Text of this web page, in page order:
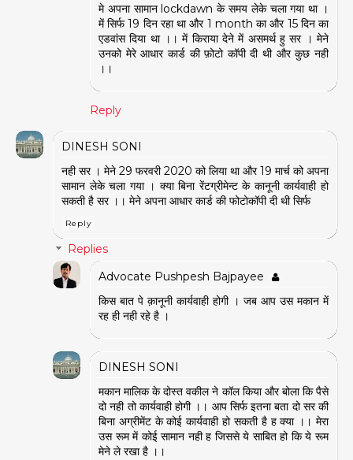
मे अपना सामान lockdawn के समय लेके चला गया था ।
में सिर्फ 19 दिन रहा था और 1 month का और 15 दिन का
एडवांस दिया था ।। में किराया देने में असमर्थ हु सर । मेने
उनको मेरे आधार कार्ड की फ़ोटो कॉपी दी थी और कुछ नही
।।
Reply
DINESH SONI
नही सर । मेने 29 फरवरी 2020 को लिया था और 19 मार्च को अपना
सामान लेके चला गया । क्या बिना रेंटग्रीमेन्ट के कानूनी कार्यवाही हो
सकती है सर ।। मेने अपना आधार कार्ड की फोटोकॉपी दी थी सिर्फ
Reply
Replies
Advocate Pushpesh Bajpayee
किस बात पे क़ानूनी कार्यवाही होगी । जब आप उस मकान में
रह ही नही रहे है ।
DINESH SONI
मकान मालिक के दोस्त वकील ने कॉल किया और बोला कि पैसे
दो नही तो कार्यवाही होगी ।। आप सिर्फ इतना बता दो सर की
बिना अग्रीमेंट के कोई कार्यवाही हो सकती है ह क्या ।। मेरा
उस रूम में कोई सामान नही ह जिससे ये साबित हो कि ये रूम
मेने ले रखा है ।।